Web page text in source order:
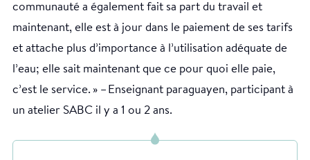
communauté a également fait sa part du travail et
maintenant, elle est à jour dans le paiement de ses tarifs
et attache plus d’importance à l’utilisation adéquate de
l’eau; elle sait maintenant que ce pour quoi elle paie,
c’est le service. » – Enseignant paraguayen, participant à
un atelier SABC il y a 1 ou 2 ans.